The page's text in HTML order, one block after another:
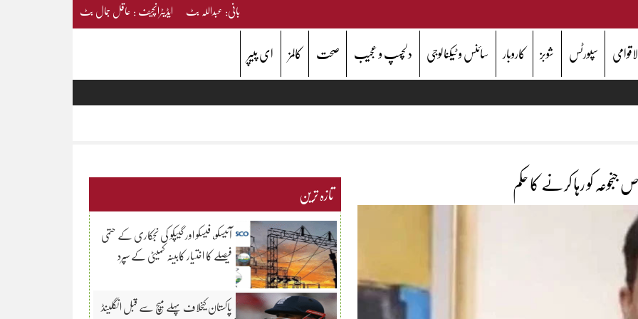
بانی: عبداللہ بٹ ایڈیٹرانچیف : عاقل جمال بٹ
سپورٹس شوبز کاروبار سائنس و ٹیکنالوجی دلچسپ و عجیب صحت کالمز ای پیپر
کو رہا کرنے کا حکم تازہ ترین
آئیسکو، فیسکو اور گیپکو کی نجکاری کے حتمی
فیصلے کا اختیار کابینہ کمیٹی کے سپرد
پاکستان کیخلاف پہلے میچ سے قبل انگلینڈ